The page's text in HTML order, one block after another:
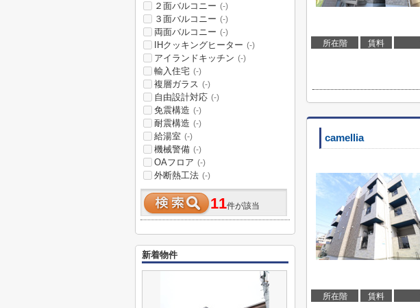
所在階 賃料
camellia
所在階 賃料
２面バルコニー (-)
３面バルコニー (-)
両面バルコニー (-)
IHクッキングヒーター (-)
アイランドキッチン (-)
輸入住宅 (-)
複層ガラス (-)
自由設計対応 (-)
免震構造 (-)
耐震構造 (-)
給湯室 (-)
機械警備 (-)
OAフロア (-)
外断熱工法 (-)
11件が該当
新着物件